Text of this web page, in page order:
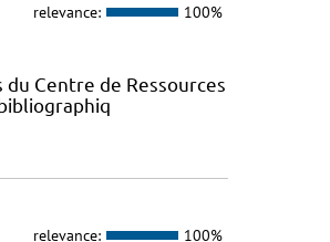
relevance: 100%
Centre de Ressources
relevance: 100%